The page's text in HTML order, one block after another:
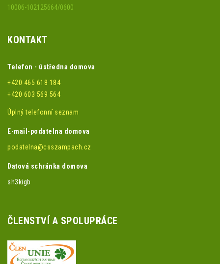
10006-102125664/0600
KONTAKT
Telefon - ústředna domova
+420 465 618 184
+420 603 569 564
Úplný telefonní seznam
E-mail-podatelna domova
podatelna@csszampach.cz
Datová schránka domova
sh3kigb
ČLENSTVÍ A SPOLUPRÁCE